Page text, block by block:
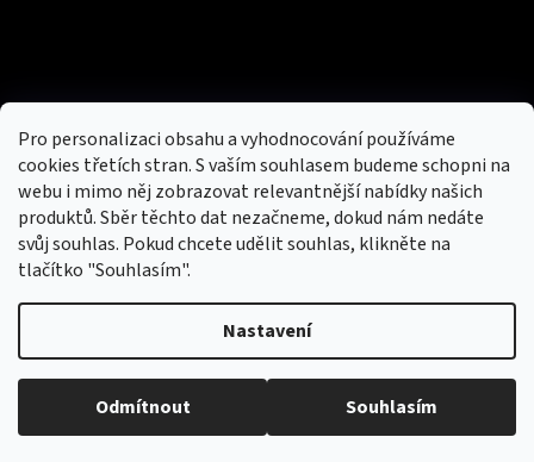
Pro personalizaci obsahu a vyhodnocování používáme
cookies třetích stran. S vaším souhlasem budeme schopni na
webu i mimo něj zobrazovat relevantnější nabídky našich
produktů. Sběr těchto dat nezačneme, dokud nám nedáte
svůj souhlas. Pokud chcete udělit souhlas, klikněte na
tlačítko "Souhlasím".
Nastavení
Odmítnout Souhlasím
Nový obchod s batohy, cestovními zavazadly, tašky a peněženky
Copyright 2026hotovebryle.cz
. Všechna práva